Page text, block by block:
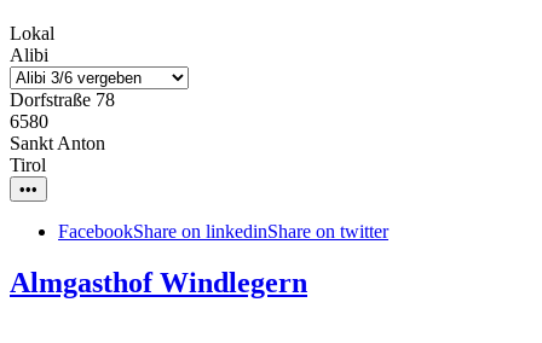
Lokal
Alibi
Dorfstraße 78
6580
Sankt Anton
Tirol
•••
FacebookShare on linkedinShare on twitter
Almgasthof Windlegern